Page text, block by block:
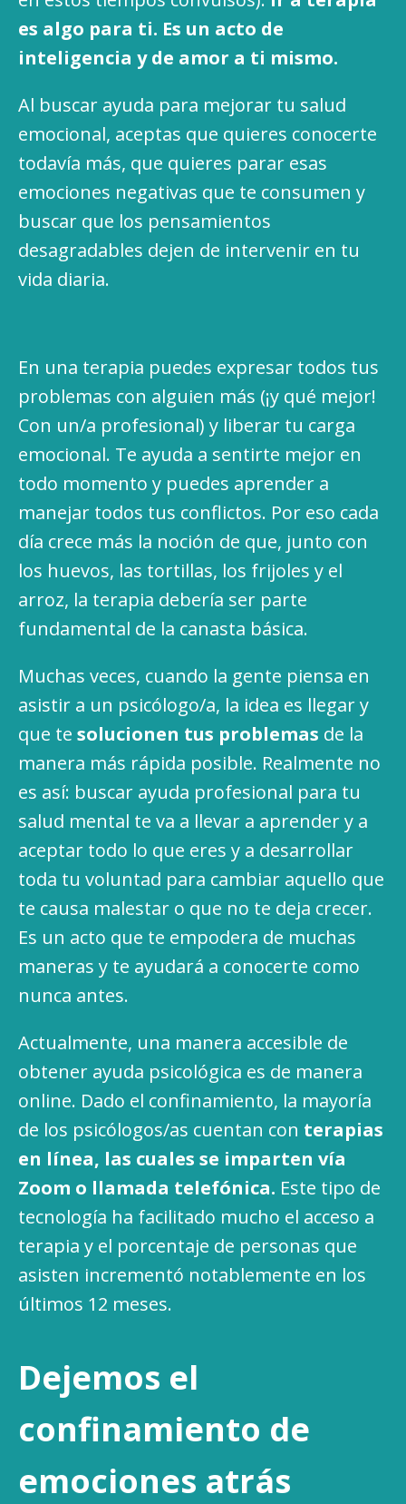
es algo para ti. Es un acto de
inteligencia y de amor a ti mismo.
Al buscar ayuda para mejorar tu salud
emocional, aceptas que quieres conocerte
todavía más, que quieres parar esas
emociones negativas que te consumen y
buscar que los pensamientos
desagradables dejen de intervenir en tu
vida diaria.
En una terapia puedes expresar todos tus
problemas con alguien más (¡y qué mejor!
Con un/a profesional) y liberar tu carga
emocional. Te ayuda a sentirte mejor en
todo momento y puedes aprender a
manejar todos tus conflictos. Por eso cada
día crece más la noción de que, junto con
los huevos, las tortillas, los frijoles y el
arroz, la terapia debería ser parte
fundamental de la canasta básica.
Muchas veces, cuando la gente piensa en
asistir a un psicólogo/a, la idea es llegar y
que te solucionen tus problemas de la
manera más rápida posible. Realmente no
es así: buscar ayuda profesional para tu
salud mental te va a llevar a aprender y a
aceptar todo lo que eres y a desarrollar
toda tu voluntad para cambiar aquello que
te causa malestar o que no te deja crecer.
Es un acto que te empodera de muchas
maneras y te ayudará a conocerte como
nunca antes.
Actualmente, una manera accesible de
obtener ayuda psicológica es de manera
online. Dado el confinamiento, la mayoría
de los psicólogos/as cuentan con terapias
en línea, las cuales se imparten vía
Zoom o llamada telefónica. Este tipo de
tecnología ha facilitado mucho el acceso a
terapia y el porcentaje de personas que
asisten incrementó notablemente en los
últimos 12 meses.
Dejemos el
confinamiento de
emociones atrás